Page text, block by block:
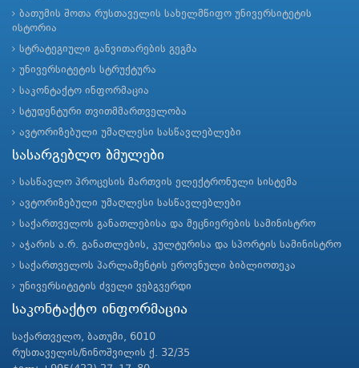
ბათუმის შოთა რუსთაველის სახელმწიფო უნივერსიტეტის
ისტორია
სტრატეგიული განვითარების გეგმა
უნივერსიტეტის სტრუქტურა
საკონტაქტო ინფორმაცია
სტუდენტური თვითმმართველობა
ავტორიზებული უმაღლესი სასწავლებლები
სასარგებლო ბმულები
სასწავლო პროცესის მართვის ელექტრონული სისტემა
ავტორიზებული უმაღლესი სასწავლებლები
საქართველოს განათლებისა და მეცნიერების სამინისტრო
აჭარის ა.რ. განათლების, კულტურისა და სპორტის სამინისტრო
საქართველოს პარლამენტის ეროვნული ბიბლიოთეკა
უნივერსიტეტის ძველი ვებგვერდი
საკონტაქტო ინფორმაცია
საქართველო, ბათუმი, 6010
რუსთაველის/ნინოშვილის ქ. 32/35